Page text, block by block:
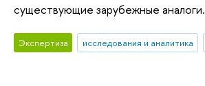
существующие зарубежные аналоги.
Экспертиза исследования и аналитика